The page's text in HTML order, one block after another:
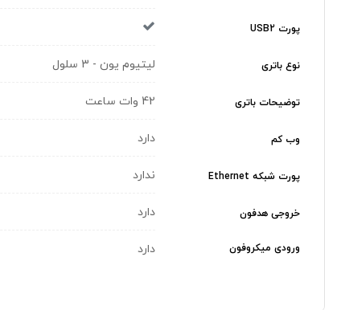
پورت USB2
نوع باتری لیتیوم یون - 3 سلول
توضیحات باتری 42 وات ساعت
وب کم دارد
پورت شبکه Ethernet ندارد
خروجی هدفون دارد
ورودی میکروفون دارد